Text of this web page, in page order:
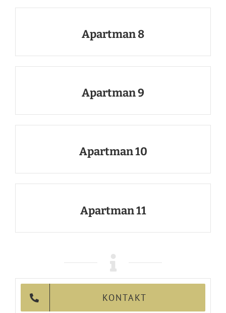
Apartman 8
Apartman 9
Apartman 10
Apartman 11
KONTAKT